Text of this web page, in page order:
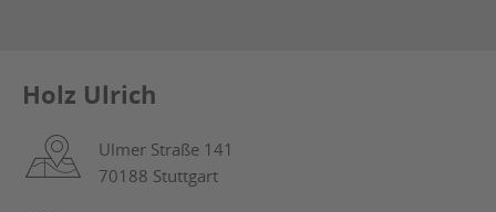
Holz Ulrich
Ulmer Straße 141
70188 Stuttgart